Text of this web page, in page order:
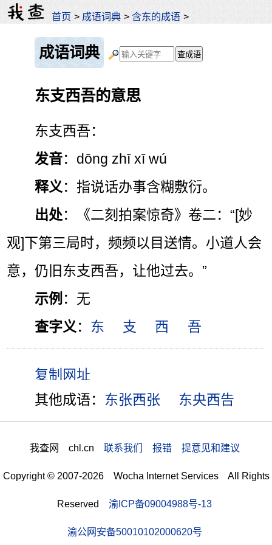
首页 > 成语词典 >含东的成语 >
成语词典
东支西吾的意思
东支西吾：
发音：dōng zhī xī wú
释义 ：指说话办事含糊敷衍。
出处：《二刻拍案惊奇》卷二：“[妙
观]下第三局时，频频以目送情。小道人会
意，仍旧东支西吾，让他过去。”
示例 ：无
查字义 ： 东 支 西 吾
其他成语： 东张西张 东央西告
我查网 chl.cn 联系我们 报错 提意见和建议
Copyright © 2007-2026 Wocha Internet Services All Rights
Reserved 渝ICP备09004988号-13
渝公网安备50010102000620号